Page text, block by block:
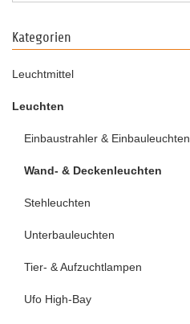
Kategorien
Leuchtmittel
Leuchten
Einbaustrahler & Einbauleuchten
Wand- & Deckenleuchten
Stehleuchten
Unterbauleuchten
Tier- & Aufzuchtlampen
Ufo High-Bay